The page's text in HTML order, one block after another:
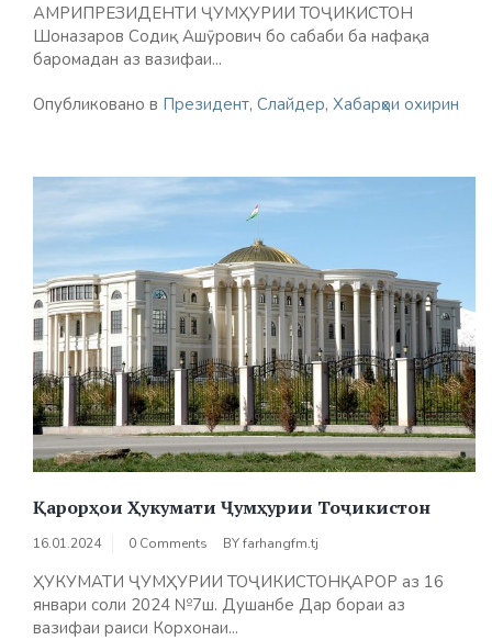
АМРИПРЕЗИДЕНТИ ҶУМҲУРИИ ТОҶИКИСТОН
Шоназаров Содиқ Ашӯрович бо сабаби ба нафақа
баромадан аз вазифаи...
Опубликовано в Президент, Слайдер, Хабарҳои охирин
Қарорҳои Ҳукумати Ҷумҳурии Тоҷикистон
16.01.2024 0 Comments BYfarhangfm.tj
ҲУКУМАТИ ҶУМҲУРИИ ТОҶИКИСТОНҚАРОР аз 16
январи соли 2024 №7ш. Душанбе Дар бораи аз
вазифаи раиси Корхонаи...